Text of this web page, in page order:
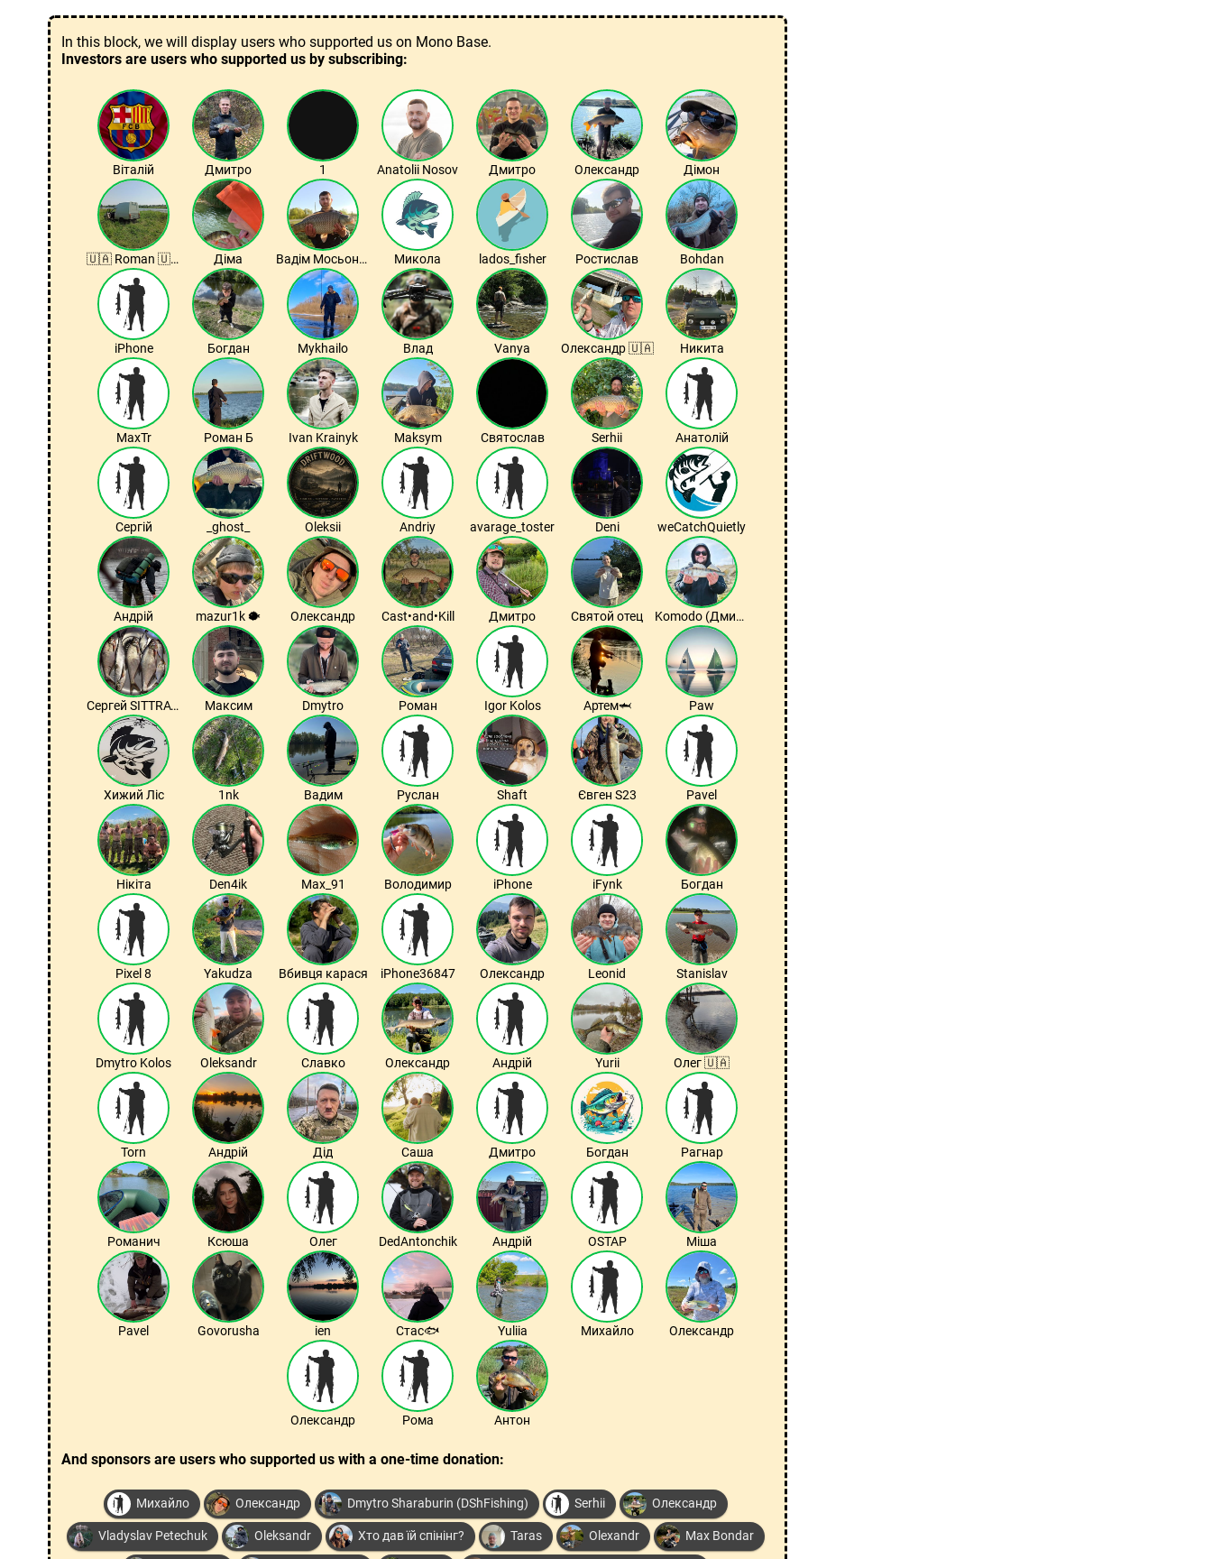
In this block, we will display users who supported us on Mono Base.
Investors are users who supported us by subscribing:
Віталій Дмитро 1 Anatolii Nosov Дмитро Олександр Дімон
🇺🇦 Roman 🇺🇦 Діма Вадім Мосьондз Микола lados_fisher Ростислав Bohdan
iPhone Богдан Mykhailo Влад Vanya Олександр 🇺🇦 Никита
MaxTr Роман Б Ivan Krainyk Maksym Святослав Serhii Анатолій
Сергій _ghost_ Oleksii Andriy avarage_toster Deni weCatchQuietly
Андрій mazur1k 🐡 Олександр Cast•and•Kill Дмитро Святой отец Komodo (Дмитро)
Сергей SITTRAVEL Максим Dmytro Роман Igor Kolos Артем🦈 Paw
Хижий Ліс 1nk Вадим Руслан Shaft Євген S23 Pavel
Нікіта Den4ik Max_91 Володимир iPhone iFynk Богдан
Pixel 8 Yakudza Вбивця карася iPhone36847 Олександр Leonid Stanislav
Dmytro Kolos Oleksandr Славко Олександр Андрій Yurii Олег 🇺🇦
Torn Андрій Дід Саша Дмитро Богдан Рагнар
Романич Ксюша Олег DedAntonchik Андрій OSTAP Міша
Pavel Govorusha ien Стас🐟 Yuliia Михайло Олександр
Олександр Рома Антон
And sponsors are users who supported us with a one-time donation:
Михайло Олександр Dmytro Sharaburin (DShFishing) Serhii Олександр
Vladyslav Petechuk Oleksandr Хто дав їй спінінг? Taras Olexandr Max Bondar